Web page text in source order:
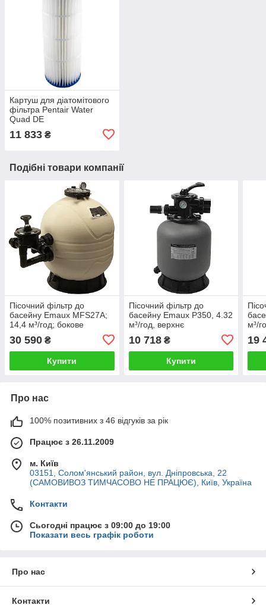
Картуш для діатомітового
фільтра Pentair Water
Quad DE
11 833 ₴
Подібні товари компанії
Пісочний фільтр до
басейну Emaux MFS27A;
14,4 м³/год; бокове
30 590 ₴
Купити
Пісочний фільтр до
басейну Emaux P350, 4.32
м³/год, верхнє
10 718₴
Купити
м³/
19
Про нас
100% позитивних з 46 відгуків за рік
Працює з 26.11.2009
м. Київ
03151, Солом'янський район, вул. Дніпровська, 22
(САМОВИВОЗ ТИМЧАСОВО НЕ ПРАЦЮЄ), Київ, Україна
Контакти
Сьогодні працює з 09:00 до 19:00
Показати весь графік роботи
Про нас
Контакти